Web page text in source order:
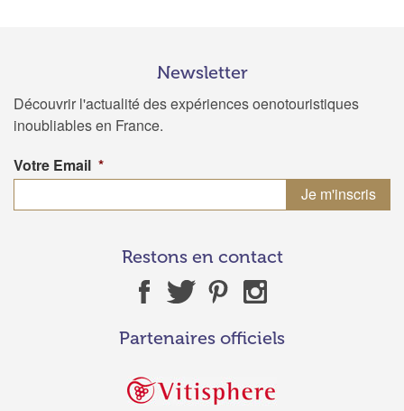
Newsletter
Découvrir l'actualité des expériences oenotouristiques
inoubliables en France.
Votre Email *
Restons en contact
Partenaires officiels